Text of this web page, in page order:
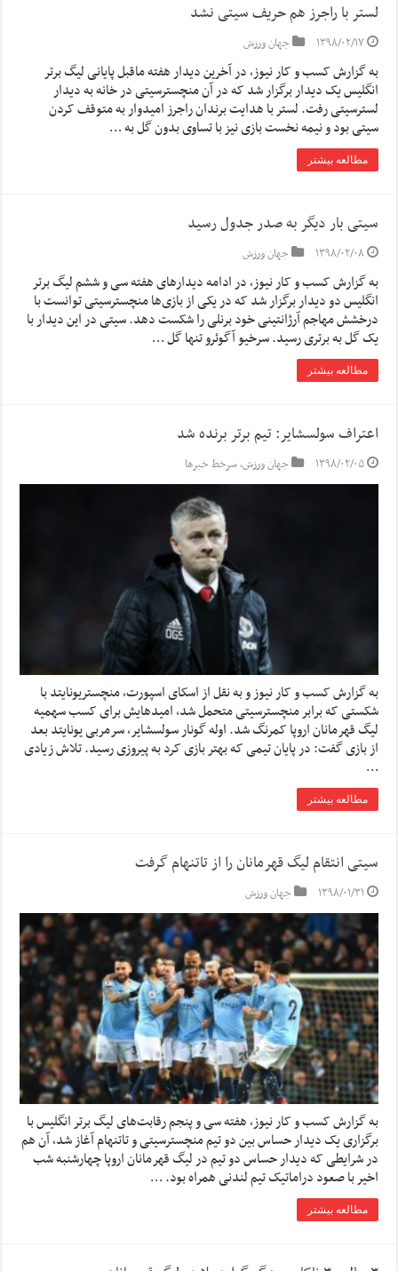
لستر با راجرز هم حریف سیتی نشد
۱۳۹۸/۰۲/۱۷ جهان ورزش
به گزارش کسب و کار نیوز، در آخرین دیدار هفته ماقبل پایانی لیگ برتر
انگلیس یک دیدار برگزار شد که در آن منچسترسیتی در خانه به دیدار
لسترسیتی رفت. لستر با هدایت برندان راجرز امیدوار به متوقف کردن
سیتی بود و نیمه نخست بازی نیز با تساوی بدون گل به …
مطالعه بیشتر
سیتی بار دیگر به صدر جدول رسید
۱۳۹۸/۰۲/۰۸ جهان ورزش
به گزارش کسب و کار نیوز، در ادامه دیدارهای هفته سی و ششم لیگ برتر
انگلیس دو دیدار برگزار شد که در یکی از بازی‌ها منچسترسیتی توانست با
درخشش مهاجم آرژانتینی خود برنلی را شکست دهد. سیتی در این دیدار با
یک گل به برتری رسید. سرخیو آگوئرو تنها گل …
مطالعه بیشتر
اعتراف سولسشایر: تیم برتر برنده شد
۱۳۹۸/۰۲/۰۵ جهان ورزش,سرخط خبرها
به گزارش کسب و کار نیوز و به نقل از اسکای اسپورت، منچستریونایتد با
شکستی که برابر منچسترسیتی متحمل شد، امیدهایش برای کسب سهمیه
لیگ قهرمانان اروپا کمرنگ شد. اوله گونار سولسشایر، سرمربی یونایتد بعد
از بازی گفت: در پایان تیمی که بهتر بازی کرد به پیروزی رسید. تلاش زیادی
…
مطالعه بیشتر
سیتی انتقام لیگ قهرمانان را از تاتنهام گرفت
۱۳۹۸/۰۱/۳۱ جهان ورزش
به گزارش کسب و کار نیوز، هفته سی و پنجم رقابت‌های لیگ برتر انگلیس با
برگزاری یک دیدار حساس بین دو تیم منچسترسیتی و تاتنهام آغاز شد، آن هم
در شرایطی که دیدار حساس دو تیم در لیگ قهرمانان اروپا چهارشنبه شب
اخیر با صعود دراماتیک تیم لندنی همراه بود. …
مطالعه بیشتر